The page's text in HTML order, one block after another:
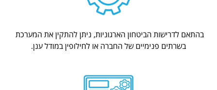
בהתאם לדרישות הביטחון הארגוניות, ניתן להתקין את המערכת
בשרתים פנימיים של החברה או לחילופין במודל ענן.